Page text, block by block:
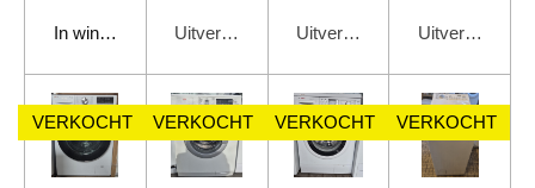
In winkelwagen Uitverkocht Uitverkocht Uitverkocht
VERKOCHT VERKOCHT VERKOCHT VERKOCHT